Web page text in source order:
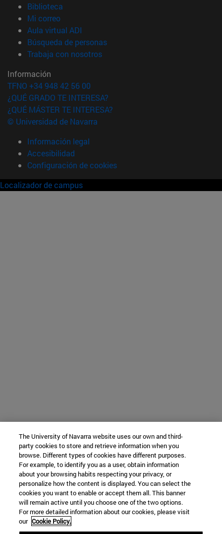
Biblioteca
Mi correo(abre en nueva ventana)
Aula virtual ADI
Búsqueda de personas(abre en nueva ventana)
Trabaja con nosotros(abre en nueva ventana)
Información
TFNO +34 948 42 56 00
¿QUÉ GRADO TE INTERESA?
¿QUÉ MÁSTER TE INTERESA?
© Universidad de Navarra
Información legal
Accesibilidad
Configuración de cookies
Localizador de campus
The University of Navarra website uses our own and third-
party cookies to store and retrieve information when you
browse. Different types of cookies have different purposes.
For example, to identify you as a user, obtain information
about your browsing habits respecting your privacy, or
personalize how the content is displayed. You can select the
cookies you want to enable or accept them all. This banner
will remain active until you choose one of the two options.
For more detailed information about our cookies, please visit
our Cookie Policy.